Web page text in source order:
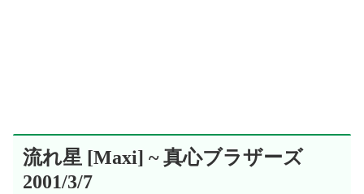
流れ星 [Maxi] ~ 真心ブラザーズ
2001/3/7